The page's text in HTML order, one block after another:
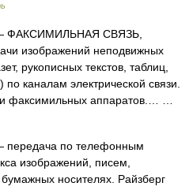
ФАКСИМИЛЬНАЯ СВЯЗЬ,
изображений неподвижных
рукописных текстов, таблиц,
каналам электрической связи.
факсимильных аппаратов.… …
передача по телефонным
изображений, писем,
носителях. Райзберг